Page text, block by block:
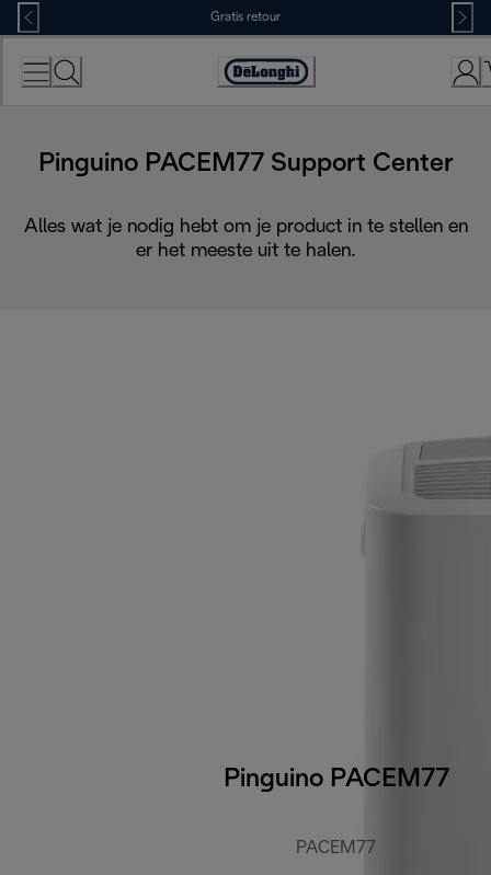
Skip
to
Content
Gratis retour
Accessibility
Pinguino PACEM77 Support Center
Alles wat je nodig hebt om je product in te stellen en
er het meeste uit te halen.
Pinguino PACEM77
PACEM77